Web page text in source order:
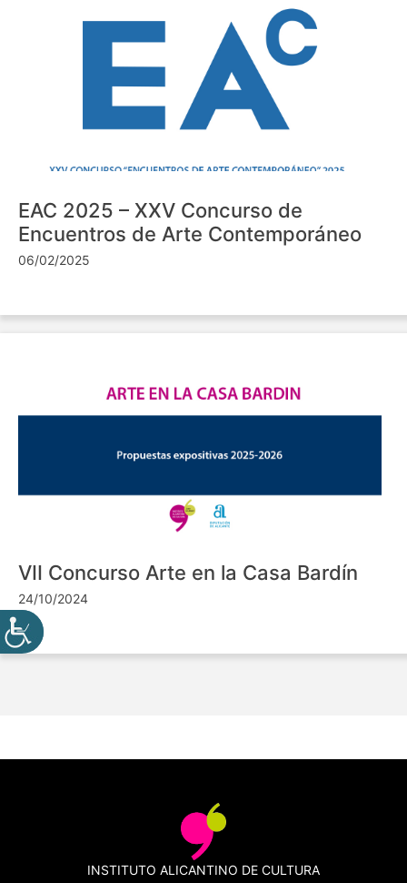
EAC 2025 – XXV Concurso de
Encuentros de Arte Contemporáneo
06/02/2025
VII Concurso Arte en la Casa Bardín
24/10/2024
INSTITUTO ALICANTINO DE CULTURA